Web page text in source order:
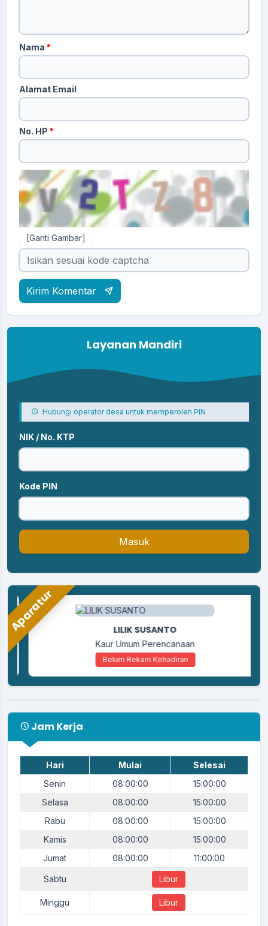
Nama *
Alamat Email
No. HP *
[Ganti Gambar]
Kirim Komentar
Layanan Mandiri
Hubungi operator desa untuk memperoleh PIN
NIK / No. KTP
Kode PIN
Masuk
Aparatur LILIK SUSANTO
Kaur Umum Perencanaan
Belum Rekam Kehadiran
Jam Kerja
Hari Mulai
Selesai
Senin
08:00:00
15:00:00
Selasa
08:00:00
15:00:00
Rabu
08:00:00
15:00:00
Kamis
08:00:00
15:00:00
Jumat
08:00:00 11:00:00
Sabtu Libur
Minggu Libur